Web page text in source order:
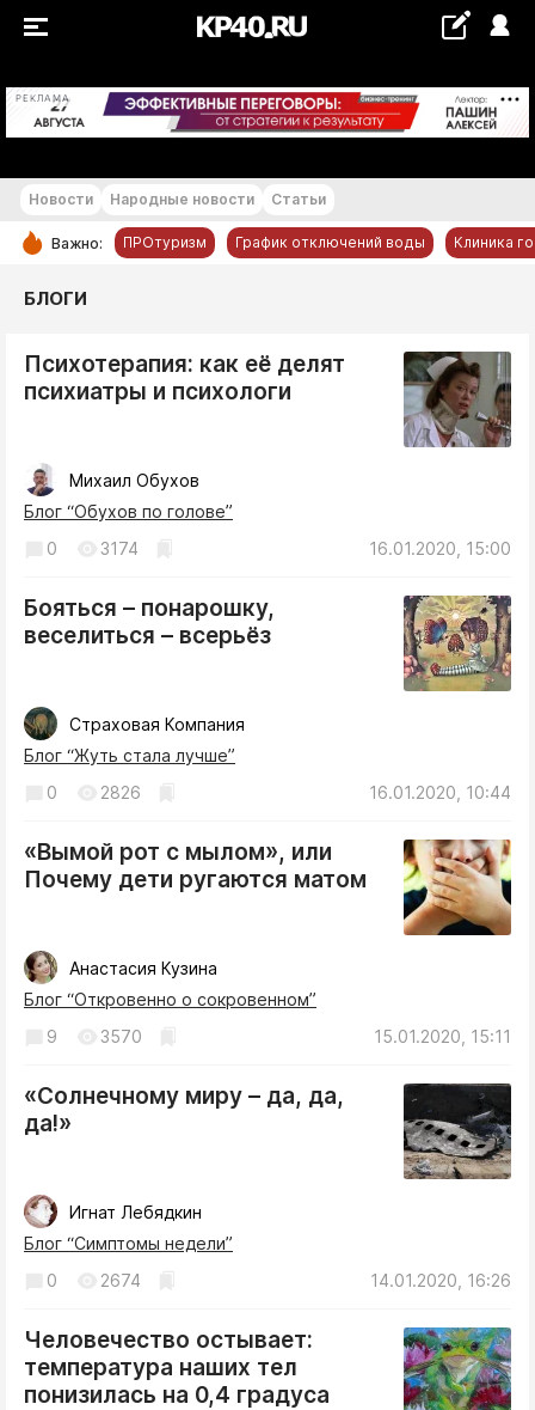
РЕКЛАМА +22...+23 °С
РУБРИКИ
Новости компаний
Статьи
Авто и транспорт
Благоустройство
Криминал
Недвижимость и ЖКХ
Погода
Праздники
Происшествия
Спорт
Экономика и бизнес
Блоги
Издания
Медиаперсона
Клиника года
Новости Народные новости Статьи
Важно: ПРОтуризм График отключений воды Клиника
БЛОГИ
Психотерапия: как её делят
психиатры и психологи
Михаил Обухов
Блог “Обухов по голове”
16.01.2020, 15:00
0 3174
Бояться – понарошку,
веселиться – всерьёз
Страховая Компания
Блог “Жуть стала лучше”
16.01.2020, 10:44
0 2826
«Вымой рот с мылом», или
Почему дети ругаются матом
Анастасия Кузина
Блог “Откровенно о сокровенном”
15.01.2020, 15:11
9 3570
«Солнечному миру – да, да,
да!»
Игнат Лебядкин
Блог “Симптомы недели”
14.01.2020, 16:26
0 2674
Человечество остывает:
температура наших тел
понизилась на 0,4 градуса